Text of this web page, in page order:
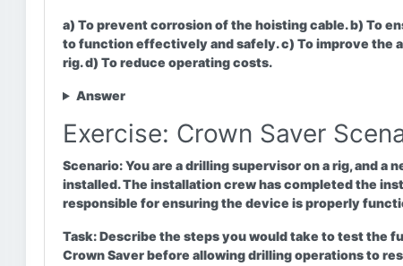
a) To prevent corrosion of the hoisting cable. b) To
to function effectively and safely. c) To improve the
rig. d) To reduce operating costs.
Answer
Exercise: Crown Saver
Scenario:You are a drilling supervisor on a rig, and a
installed. The installation crew has completed the
responsible for ensuring the device is properly
Task:Describe the steps you would take to test the
Crown Saver before allowing drilling operations to